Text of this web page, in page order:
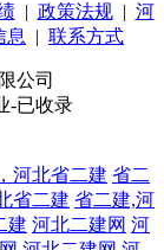
| 政策法规| 河
息 | 联系方式
公司
-已收录
河北省二建 省二
省二建 省二建,河
建 河北二建网 河